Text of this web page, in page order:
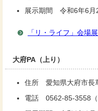
展示期間 令和6年6月
「リ・ライフ」会場
大府PA（上り）
住所 愛知県大府市長
電話 0562-85-3558（